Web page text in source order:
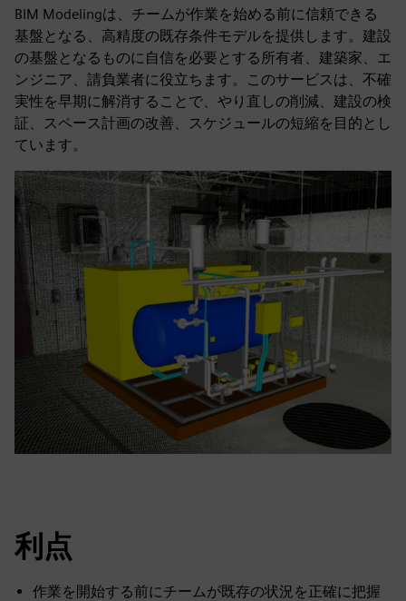
BIM Modelingは、チームが作業を始める前に信頼できる
基盤となる、高精度の既存条件モデルを提供します。建設
の基盤となるものに自信を必要とする所有者、建築家、エ
ンジニア、請負業者に役立ちます。このサービスは、不確
実性を早期に解消することで、やり直しの削減、建設の検
証、スペース計画の改善、スケジュールの短縮を目的とし
ています。
利点
作業を開始する前にチームが既存の状況を正確に把握